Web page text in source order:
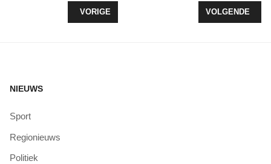
VORIG ARTIKEL: HERFSTMARKT STAAT VOOR DE
VORIGE VOLGENDE
VOLGENDE
NIEUWS
Sport
Regionieuws
Politiek